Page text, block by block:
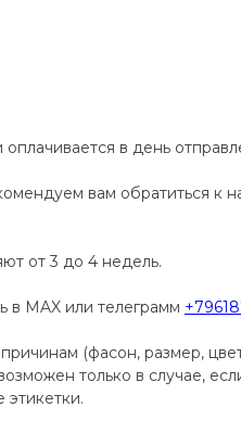
в день
вам обратиться
от 3 до 4 недель.
MAX или телеграмм
(фасон, размер,
только в случае,
этикетки.